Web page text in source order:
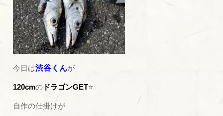
今日は渋谷くんが
120cmの ドラゴンGET⭐
自作の仕掛けが